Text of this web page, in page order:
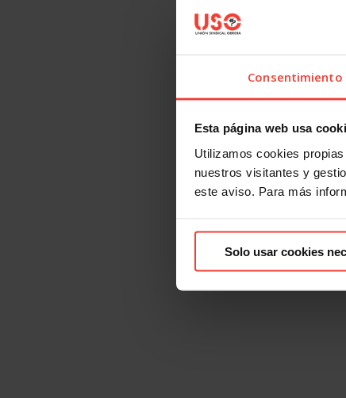
Consentimiento
Esta página web usa
Utilizamos cookies
nuestros visitantes y
este aviso. Para más
Solo usar cookies